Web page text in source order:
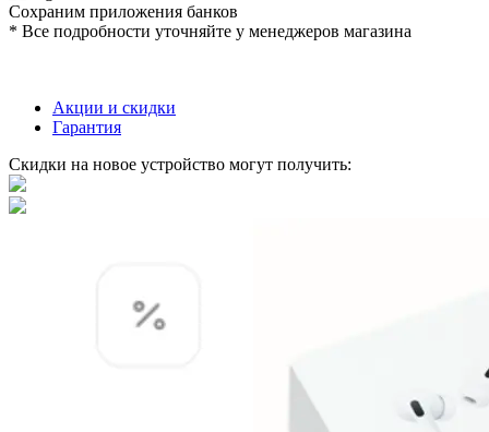
Сохраним приложения банков
* Все подробности уточняйте у менеджеров магазина
Акции и скидки
Гарантия
Скидки на новое устройство могут получить: